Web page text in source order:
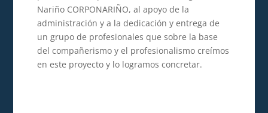
Nariño CORPONARIÑO, al apoyo de la
administración y a la dedicación y entrega de
un grupo de profesionales que sobre la base
del compañerismo y el profesionalismo creímos
en este proyecto y lo logramos concretar.